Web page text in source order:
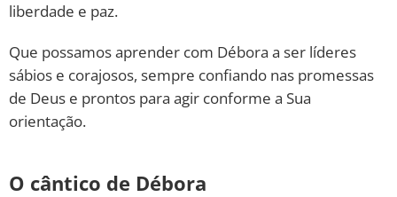
liberdade e paz.
Que possamos aprender com Débora a ser líderes
sábios e corajosos, sempre confiando nas promessas
de Deus e prontos para agir conforme a Sua
orientação.
O cântico de Débora